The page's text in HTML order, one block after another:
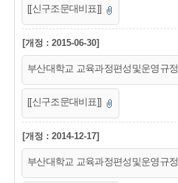
[[신구조문대비표]]
[개정 : 2015-06-30]
부산대학교 교육과정편성및운영규정
[[신구조문대비표]]
[개정 : 2014-12-17]
부산대학교 교육과정편성및운영규정